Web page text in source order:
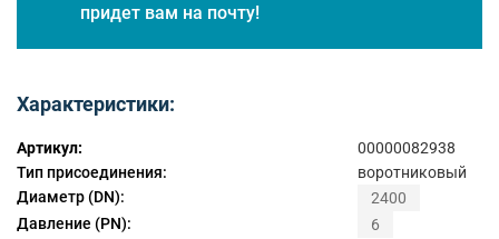
придет вам на почту!
Характеристики:
Артикул:
00000082938
Тип присоединения:
воротниковый
Диаметр (DN):
2400
Давление (PN):
6